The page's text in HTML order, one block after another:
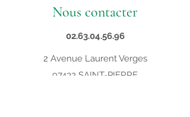
Nous contacter
02.63.04.56.96
2 Avenue Laurent Verges
97432 SAINT-PIERRE